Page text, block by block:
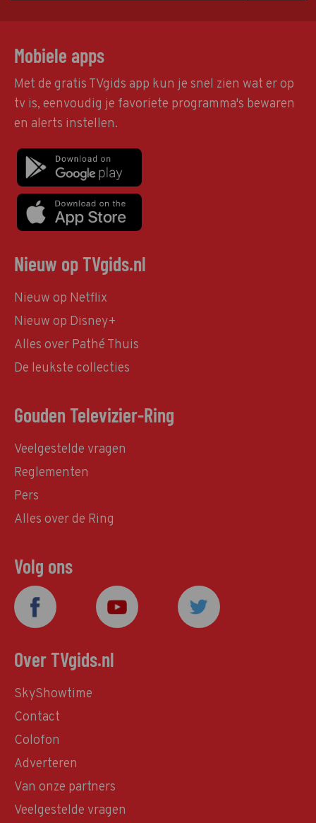
Mobiele apps
Met de gratis TVgids app kun je snel zien wat er op
tv is, eenvoudig je favoriete programma's bewaren
en alerts instellen.
Nieuw op TVgids.nl
Nieuw op Netflix
Nieuw op Disney+
Alles over Pathé Thuis
De leukste collecties
Gouden Televizier-Ring
Veelgestelde vragen
Reglementen
Pers
Alles over de Ring
Volg ons
Over TVgids.nl
SkyShowtime
Contact
Colofon
Adverteren
Van onze partners
Veelgestelde vragen